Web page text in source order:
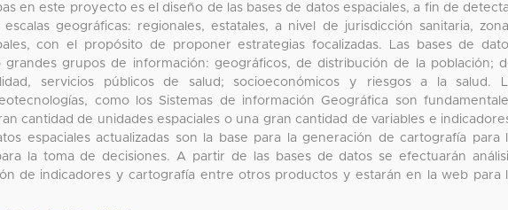
en este proyecto es el diseño de las bases de datos espaciales, a fin de
geográficas: regionales, estatales, a nivel de jurisdicción sanitaria,
con el propósito de proponer estrategias focalizadas. Las bases de
grandes grupos de información: geográficos, de distribución de la población;
servicios públicos de salud; socioeconómicos y riesgos a la salud.
como los Sistemas de información Geográfica son
cantidad de unidades espaciales o una gran cantidad de variables e
espaciales actualizadas son la base para la generación de cartografía para
la toma de decisiones. A partir de las bases de datos se efectuarán
de indicadores y cartografía entre otros productos y estarán en la web para